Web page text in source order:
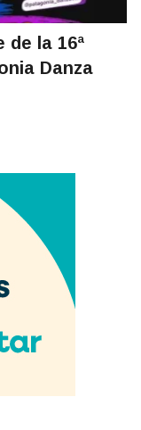
de la 16ª
Danza